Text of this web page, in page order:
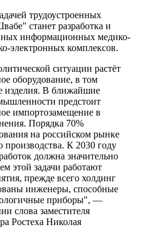
трудоустроенных
станет разработка и
информационных медико-
электронных комплексов.
ситуации растёт
оборудование, в том
изделия. В ближайшие
предстоит
импортозамещение в
Порядка 70%
на российском рынке
производства. К 2030 году
должна значительно
этой задачи работают
прежде всего холдинг
инженеры, способные
приборы", —
слова заместителя
Ростеха Николая